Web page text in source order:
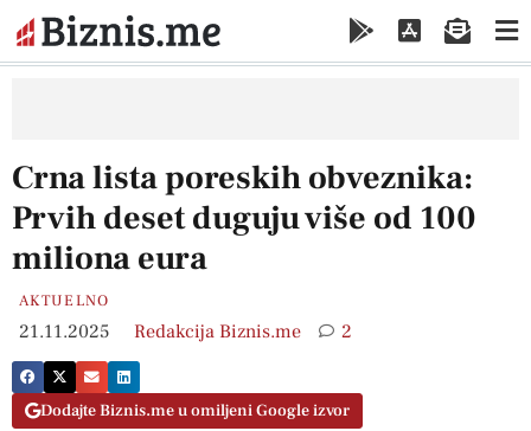
Crna lista poreskih obveznika:
Prvih deset duguju više od 100
miliona eura
AKTUELNO
21.11.2025 Redakcija Biznis.me 2
Dodajte Biznis.me u omiljeni Google izvor